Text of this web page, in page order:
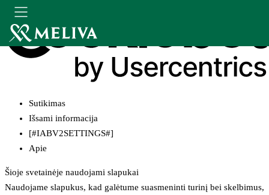
Sutikimas
Išsami informacija
[#IABV2SETTINGS#]
Apie
Šioje svetainėje naudojami slapukai
Naudojame slapukus, kad galėtume suasmeninti turinį bei skelbimus,